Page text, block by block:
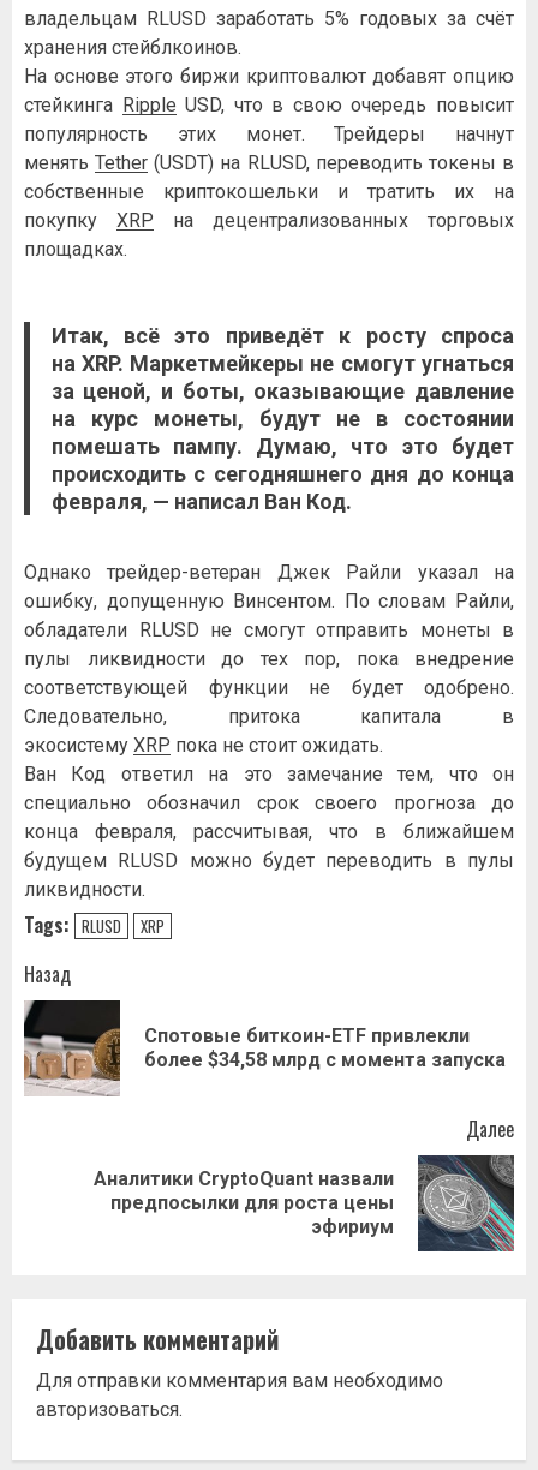
владельцам RLUSD заработать 5% годовых за счёт
хранения стейблкоинов.
На основе этого биржи криптовалют добавят опцию
стейкинга Ripple USD, что в свою очередь повысит
популярность этих монет. Трейдеры начнут
менятьTether (USDT) на RLUSD, переводить токены в
собственные криптокошельки и тратить их на
покупку XRP на децентрализованных торговых
площадках.
Итак, всё это приведёт к росту спроса
на XRP. Маркетмейкеры не смогут угнаться
за ценой, и боты, оказывающие давление
на курс монеты, будут не в состоянии
помешать пампу. Думаю, что это будет
происходить с сегодняшнего дня до конца
февраля, — написал Ван Код.
Однако трейдер-ветеран Джек Райли указал на
ошибку, допущенную Винсентом. По словам Райли,
обладатели RLUSD не смогут отправить монеты в
пулы ликвидности до тех пор, пока внедрение
соответствующей функции не будет одобрено.
Следовательно, притока капитала в
экосистему XRP пока не стоит ожидать.
Ван Код ответил на это замечание тем, что он
специально обозначил срок своего прогноза до
конца февраля, рассчитывая, что в ближайшем
будущем RLUSD можно будет переводить в пулы
ликвидности.
Tags: RLUSD XRP
Навигация
записи
Назад
Спотовые биткоин-ETF привлекли
более $34,58 млрд с момента запуска
Далее
Следующая
Аналитики CryptoQuant назвали
предпосылки для роста цены
эфириум
Добавить комментарий
Для отправки комментария вам необходимо
авторизоваться.